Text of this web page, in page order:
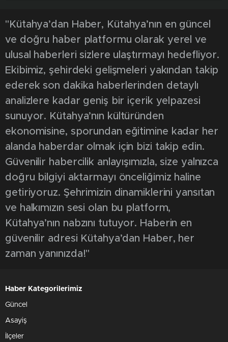
"Kütahya’dan Haber, Kütahya’nın en güncel
ve doğru haber platformu olarak yerel ve
ulusal haberleri sizlere ulaştırmayı hedefliyor.
Ekibimiz, şehirdeki gelişmeleri yakından takip
ederek son dakika haberlerinden detaylı
analizlere kadar geniş bir içerik yelpazesi
sunuyor. Kütahya’nın kültüründen
ekonomisine, sporundan eğitimine kadar her
alanda haberdar olmak için bizi takip edin.
Güvenilir habercilik anlayışımızla, size yalnızca
doğru bilgiyi aktarmayı önceliğimiz haline
getiriyoruz. Şehrimizin dinamiklerini yansıtan
ve halkımızın sesi olan bu platform,
Kütahya’nın nabzını tutuyor. Haberin en
güvenilir adresi Kütahya’dan Haber, her
zaman yanınızda!"
Haber Kategorilerimiz
Güncel
Asayiş
İlçeler